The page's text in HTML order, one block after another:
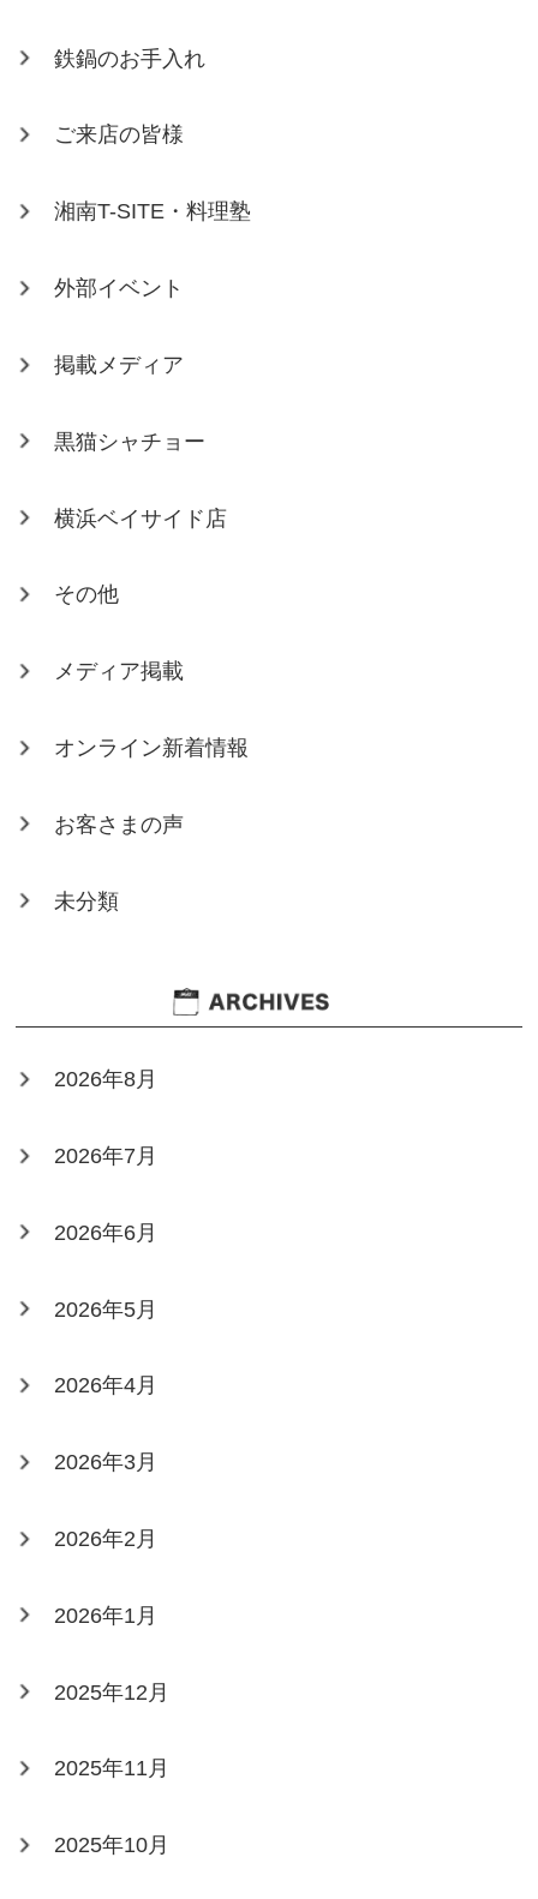
鉄鍋のお手入れ
ご来店の皆様
湘南T-SITE・料理塾
外部イベント
掲載メディア
黒猫シャチョー
横浜ベイサイド店
その他
メディア掲載
オンライン新着情報
お客さまの声
未分類
2026年8月
2026年7月
2026年6月
2026年5月
2026年4月
2026年3月
2026年2月
2026年1月
2025年12月
2025年11月
2025年10月